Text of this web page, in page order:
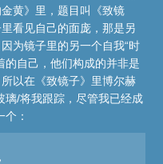
黄》里，题目叫《致镜
看见自己的面庞，那是另
为镜子里的另一个自我“时
的自己，他们构成的并非是
以在《致镜子》里博尔赫
璃/将我跟踪，尽管我已经成
：